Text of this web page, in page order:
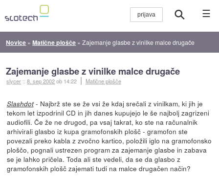
☰
Novice »Matične plošče »Zajemanje glasbe z vinilke malce drugače
Zajemanje glasbe z vinilke malce drugače
slycer ::8. sep 2002ob 14:22 Matične plošče
Slashdot- Najbrž ste se že vsi že kdaj srečali z vinilkam, ki jih je
tekom let izpodrinil CD in jih danes kupujejo le še najbolj zagrizeni
audiofili. Če že ne drugod, pa vsaj takrat, ko ste na računalnik
arhivirali glasbo iz kupa gramofonskih plošč - gramofon ste
povezali preko kabla z zvočno kartico, položili iglo na gramofonsko
ploščo, pognali ustrezen program za zajemanje glasbe in zabava
se je lahko pričela. Toda ali ste vedeli, da se da glasbo z
gramofonskih plošč zajemati tudi na malce drugačen način?